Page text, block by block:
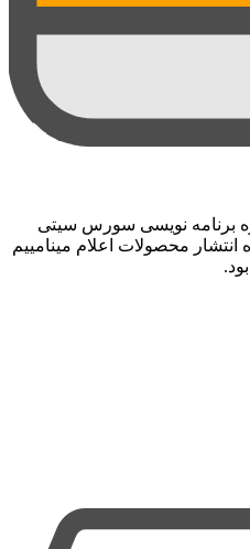
برنامه نویسی سورس سیتی
محصولات اعلام مینامییم